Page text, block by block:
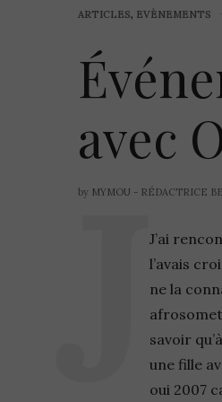
ARTICLES, EVÈNEMENTS
avec
by MYMOU - RÉDACTRICE
J’ai
l’avais
ne la
savoir
une fille
oui 2007